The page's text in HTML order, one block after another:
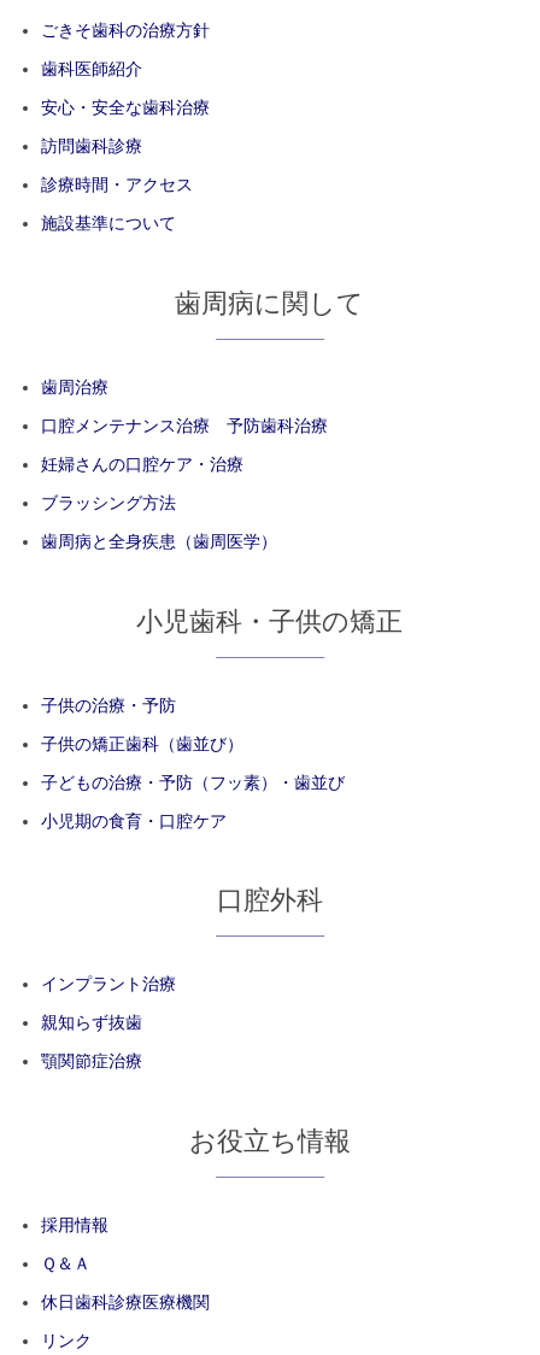
ごきそ歯科の治療方針
歯科医師紹介
安心・安全な歯科治療
訪問歯科診療
診療時間・アクセス
施設基準について
歯周病に関して
歯周治療
口腔メンテナンス治療 予防歯科治療
妊婦さんの口腔ケア・治療
ブラッシング方法
歯周病と全身疾患（歯周医学）
小児歯科・子供の矯正
子供の治療・予防
子供の矯正歯科（歯並び）
子どもの治療・予防（フッ素）・歯並び
小児期の食育・口腔ケア
口腔外科
インプラント治療
親知らず抜歯
顎関節症治療
お役立ち情報
採用情報
Ｑ＆Ａ
休日歯科診療医療機関
リンク